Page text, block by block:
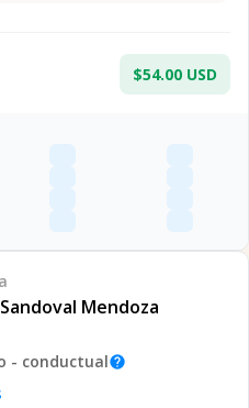
$54.00 USD
Mendoza
- conductualhelp